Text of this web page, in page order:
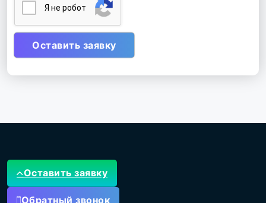
Я нe poбoт
Оставить заявку
Обратный звонок